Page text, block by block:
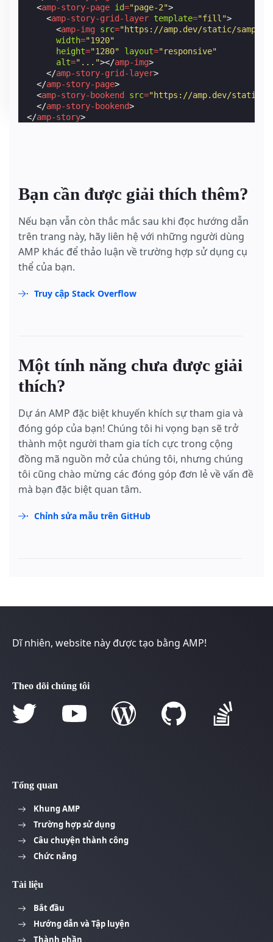
<amp-story-page id="page-2">
<amp-story-grid-layer template="fill">
<amp-img src="https://amp.dev/static/
width="1920"
height="1280" layout="responsive"
alt="..."></amp-img>
</amp-story-grid-layer>
</amp-story-page>
<amp-story-bookend src="https://amp.dev/static/
</amp-story-bookend>
</amp-story>
Bạn cần được giải thích thêm?
Nếu bạn vẫn còn thắc mắc sau khi đọc hướng dẫn
trên trang này, hãy liên hệ với những người dùng
AMP khác để thảo luận về trường hợp sử dụng cụ
thể của bạn.
Truy cập Stack Overflow
Một tính năng chưa được giải
thích?
Dự án AMP đặc biệt khuyến khích sự tham gia và
đóng góp của bạn! Chúng tôi hi vọng bạn sẽ trở
thành một người tham gia tích cực trong cộng
đồng mã nguồn mở của chúng tôi, nhưng chúng
tôi cũng chào mừng các đóng góp đơn lẻ về vấn đề
mà bạn đặc biệt quan tâm.
Chỉnh sửa mẫu trên GitHub
Dĩ nhiên, website này được tạo bằng AMP!
Theo dõi chúng tôi
Tổng quan
Khung AMP
Trường hợp sử dụng
Câu chuyện thành công
Chức năng
Tài liệu
Bắt đầu
Hướng dẫn và Tập luyện
Thành phần